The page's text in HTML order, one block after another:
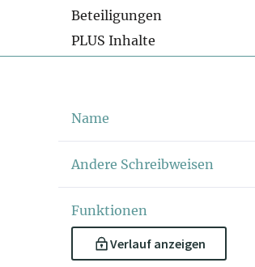
Beteiligungen
PLUS Inhalte
Name
Andere Schreibweisen
Funktionen
Verlauf anzeigen